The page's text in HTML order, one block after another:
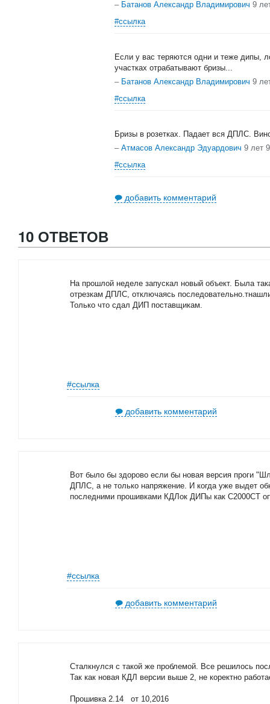
– Батанов Александр Владимирович 9
#ссылка
Если у вас теряются одни и теже дипы,
участках отрабатывают бризы...
– Батанов Александр Владимирович 9
#ссылка
Бризы в розетках. Падает вся ДПЛС.
– Атмасов Александр Эдуардович 9 лет
#ссылка
добавить комментарий
10 ОТВЕТОВ
На прошлой неделе запускал новый объект. Была
отрезкам ДПЛС, отключаясь
Только что сдал ДИП поставщикам.
#ссылка
добавить комментарий
Вот было бы здорово если бы новая версия проги
ДПЛС, а не только напряжение. И когда уже выдет
последними прошивками КДЛок ДИПы как С2000СТ
#ссылка
добавить комментарий
Сталкнулся с такой же проблемой. Все решилось
Так как новая КДЛ версии выше 2, не коректно
Прошивка 2.14 от 10,2016